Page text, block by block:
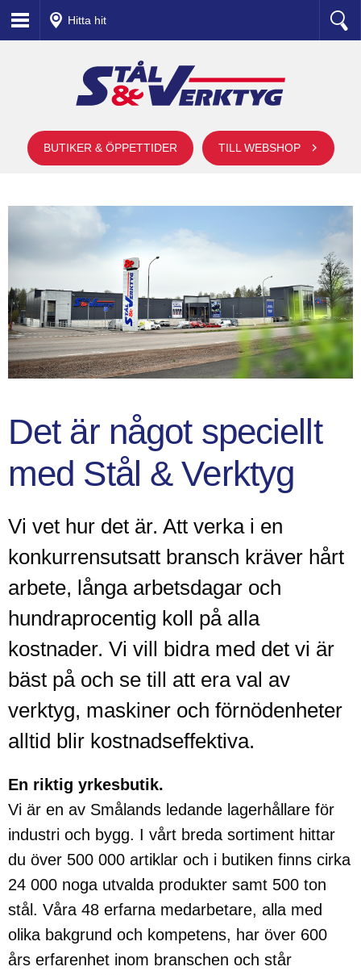
Hitta hit
BUTIKER & ÖPPETTIDER TILL WEBSHOP
Det är något speciellt
med Stål & Verktyg
Vi vet hur det är. Att verka i en
konkurrensutsatt bransch kräver hårt
arbete, långa arbetsdagar och
hundraprocentig koll på alla
kostnader. Vi vill bidra med det vi är
bäst på och se till att era val av
verktyg, maskiner och förnödenheter
alltid blir kostnadseffektiva.
En riktig yrkesbutik.
Vi är en av Smålands ledande lagerhållare för
industri och bygg. I vårt breda sortiment hittar
du över 500 000 artiklar och i butiken finns cirka
24 000 noga utvalda produkter samt 500 ton
stål. Våra 48 erfarna medarbetare, alla med
olika bakgrund och kompetens, har över 600
års erfarenhet inom branschen och står